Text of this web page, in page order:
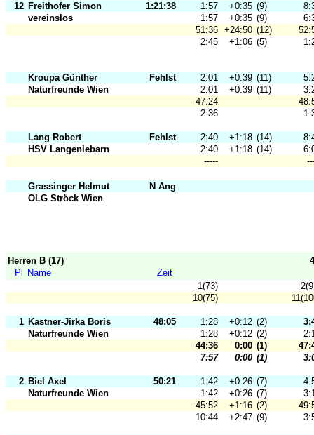
12 Freithofer Simon 1:21:38 1:57 +0:35 (9)
vereinslos
1:57 +0:35 (9)
51:36 +24:50 (12)
2:45
+1:06 (5)
Kroupa Günther Fehlst 2:01 +0:39 (11)
Naturfreunde Wien
2:01 +0:39 (11)
47:24
2:36
Lang Robert Fehlst 2:40 +1:18 (14)
HSV Langenlebarn
2:40 +1:18 (14)
-----
Grassinger Helmut
N Ang
OLG Ströck Wien
Herren B (17)
Pl
Name
Zeit
1(73)
10(75)
1 Kastner-Jirka Boris 48:05 1:28 +0:12 (2)
Naturfreunde Wien
1:28 +0:12 (2)
44:36
0:00 (1)
7:57
0:00 (1)
2 Biel Axel 50:21 1:42 +0:26 (7)
Naturfreunde Wien
1:42 +0:26 (7)
45:52
+1:16 (2)
10:44
+2:47 (9)